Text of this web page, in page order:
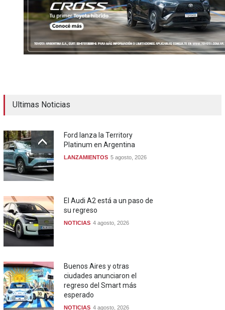
Ultimas Noticias
Ford lanza la Territory
Platinum en Argentina
LANZAMIENTOS 5 agosto, 2026
El Audi A2 está a un paso de
su regreso
NOTICIAS 4 agosto, 2026
Buenos Aires y otras
ciudades anunciaron el
regreso del Smart más
esperado
NOTICIAS 4 agosto, 2026